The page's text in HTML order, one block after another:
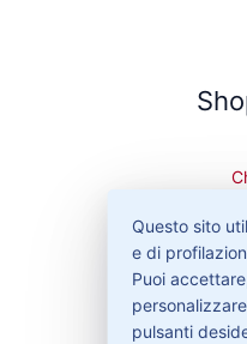
Questo sito
e di
Puoi
pulsanti